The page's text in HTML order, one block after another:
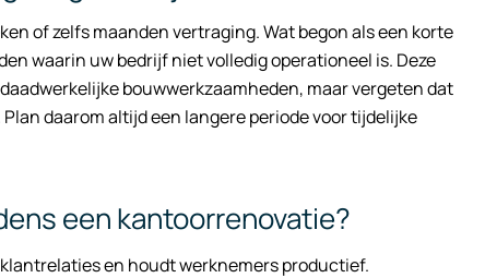
of zelfs maanden vertraging. Wat begon als een korte
waarin uw bedrijf niet volledig operationeel is. Deze
bouwwerkzaamheden, maar vergeten dat
daarom altijd een langere periode voor tijdelijke
een kantoorrenovatie?
en houdt werknemers productief.